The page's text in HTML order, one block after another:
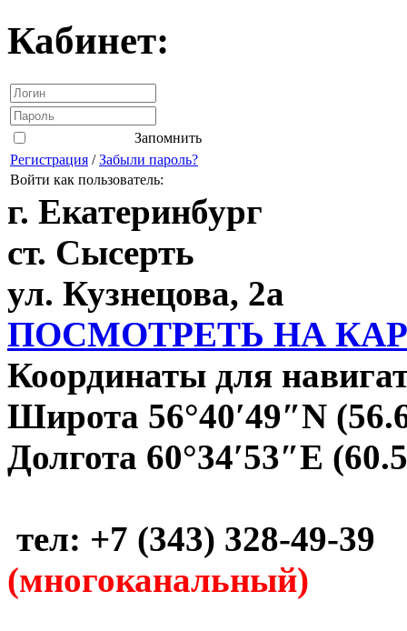
Кабинет:
Запомнить
Регистрация /Забыли пароль?
Войти как пользователь:
г. Екатеринбург
ст. Сысерть
ул. Кузнецова, 2а
ПОСМОТРЕТЬ НА
Координаты для
Широта 56°40′49″N
Долгота 60°34′53″E
тел: +7 (343) 328-49-39
(многоканальный)